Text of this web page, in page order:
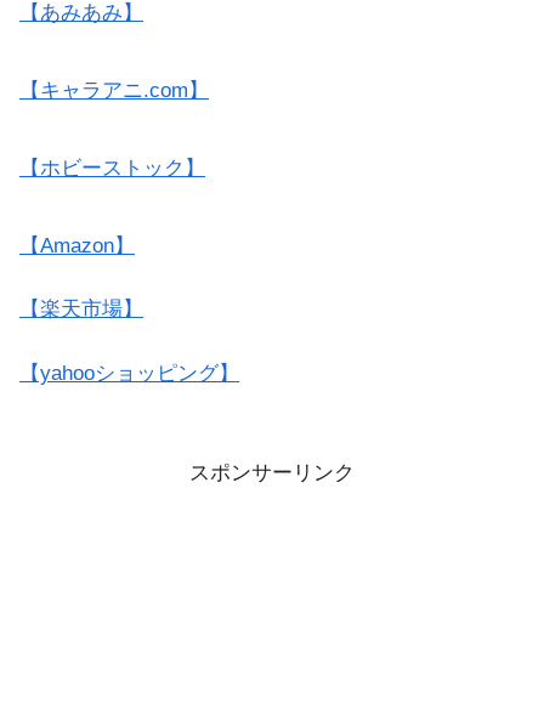
【あみあみ】
【キャラアニ.com】
【ホビーストック】
【Amazon】
【楽天市場】
【yahooショッピング】
スポンサーリンク